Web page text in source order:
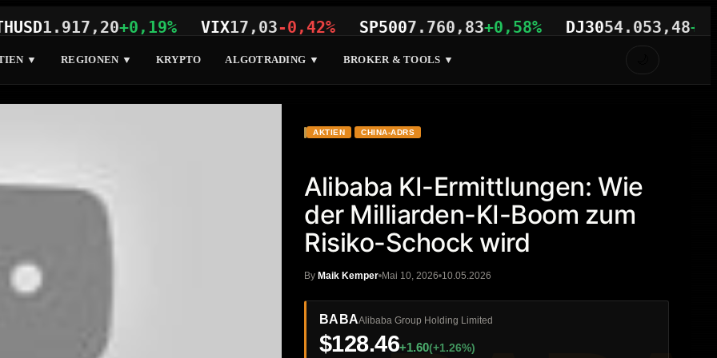
1.917,20+0,19% VIX 17,03-0,42% SP5007.760,83+0,58% DJ30 54.053,48+0,23%
▼ REGIONEN ▼ KRYPTO ALGOTRADING ▼ BROKER & TOOLS ▼
AKTIEN CHINA-ADRS
Alibaba KI-Ermittlungen: Wie
der Milliarden-KI-Boom zum
Risiko-Schock wird
By Maik Kemper Mai 10, 2026 10.05.2026
BABAAlibaba Group Holding Limited
$128.46+1.60(+1.26%)